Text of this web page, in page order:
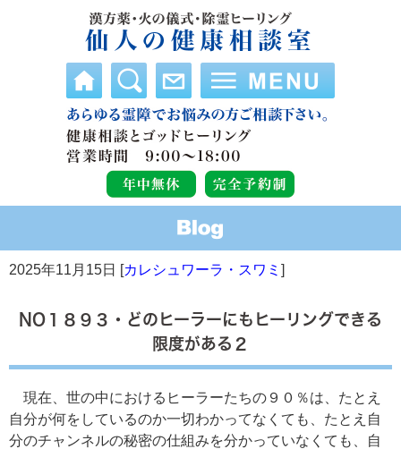
2025年11月15日 [カレシュワーラ・スワミ ]
NO１８９３・どのヒーラーにもヒーリングできる
限度がある２
現在、世の中におけるヒーラーたちの９０％は、たとえ
自分が何をしているのか一切わかってなくても、たとえ自
分のチャンネルの秘密の仕組みを分かっていなくても、自